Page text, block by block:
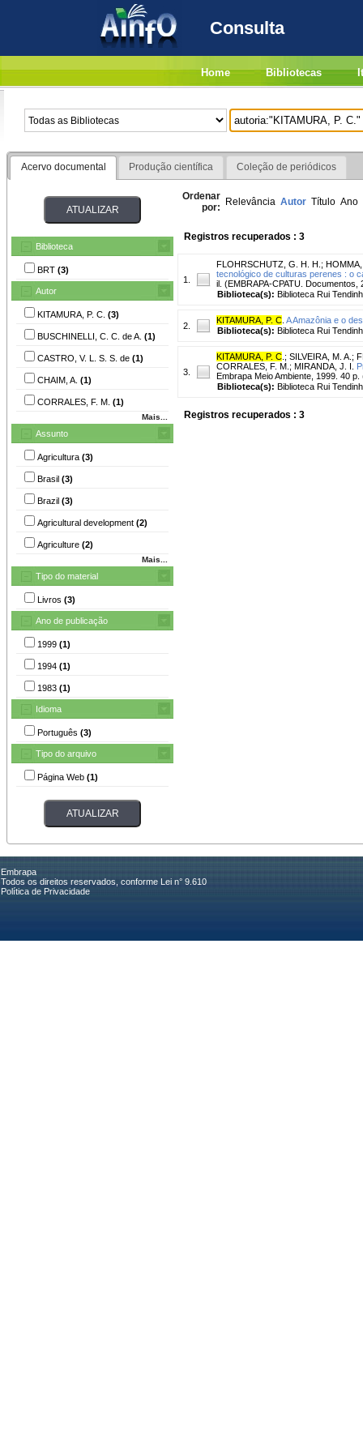
Consulta
Home Bibliotecas
Acervo documental Produção científica Coleção de periódicos
Biblioteca
BRT (3)
Autor
KITAMURA, P. C. (3)
BUSCHINELLI, C. C. de A. (1)
CASTRO, V. L. S. S. de (1)
CHAIM, A. (1)
CORRALES, F. M. (1)
Mais...
Assunto
Agricultura (3)
Brasil (3)
Brazil (3)
Agricultural development (2)
Agriculture (2)
Mais...
Tipo do material
Livros (3)
Ano de publicação
1999 (1)
1994 (1)
1983 (1)
Idioma
Português (3)
Tipo do arquivo
Página Web (1)
Ordenar
por: Relevância Autor Título Ano
Registros recuperados : 3
1.
FLOHRSCHUTZ, G. H. H. ;
tecnológico de culturas perenes : o
il. (EMBRAPA-CPATU. Documentos,
Biblioteca(s): Biblioteca Rui
2.
KITAMURA, P. C A Amazônia e o
Biblioteca(s): Biblioteca Rui
3.
KITAMURA, P. C ; SILVEIRA, M. A. ;
CORRALES, F. M. ; MIRANDA, J. I.
Embrapa Meio Ambiente, 1999. 40
Biblioteca(s): Biblioteca Rui
Registros recuperados : 3
Embrapa
Todos os direitos reservados, conforme Lei n° 9.610
Política de Privacidade